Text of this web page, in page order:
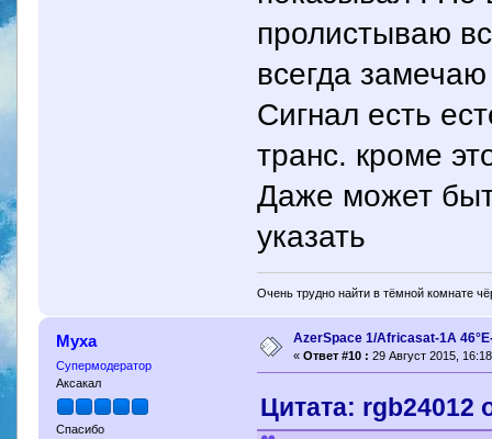
пролистываю
всегда
Сигнал есть
транс. кроме
Даже может
указать
Очень трудно найти в тёмной комнате
Муха
Супермодератор
Аксакал
Спасибо
AzerSpace 1/Africasat-1A
« Ответ #10 : 29 Август 2015,
Цитата: rgb24012